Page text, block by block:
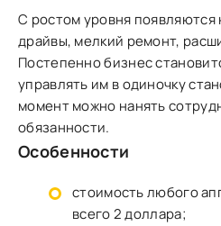
С ростом уровня
драйвы, мелкий ремонт,
Постепенно бизнес
управлять им в одиночку
момент можно нанять
обязанности.
Особенности
стоимость любого
всего 2 доллара;